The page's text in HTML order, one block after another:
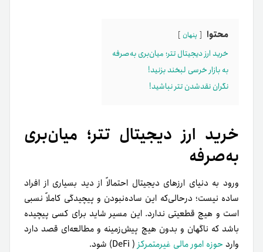
محتوا پنهان
خرید ارز دیجیتال تتر؛ میان‌بری به‌صرفه
به بازار خرسی لبخند بزنید!
نگران نقدشدن تتر نباشید!
خرید ارز دیجیتال تتر؛ میان‌بری
به‌صرفه
ورود به دنیای ارزهای دیجیتال احتمالاً از دید بسیاری از افراد
ساده نیست؛ در‌حالی‌که این ساده‌نبودن و پیچیدگی کاملاً نسبی
است و هیچ قطعیتی ندارد. این مسیر شاید برای کسی پیچیده
باشد که ناگهان و بدون هیچ پیش‌زمینه و مطالعه‌ای قصد دارد
وارد حوزه امور مالی غیرمتمرکز ( DeFi) شود.